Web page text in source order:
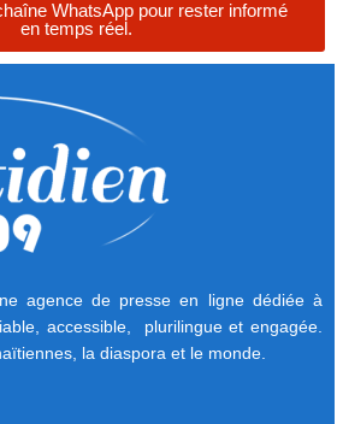
WhatsApp pour rester informé
en temps réel.
agence de presse en ligne dédiée à
accessible, plurilingue et engagée.
la diaspora et le monde.